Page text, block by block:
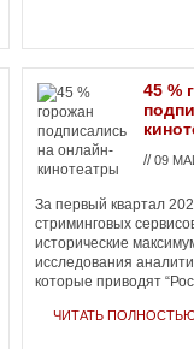
45 %
//09
За первый квартал
стриминговых
исторические
исследования
которые приводят
ЧИТАТЬ